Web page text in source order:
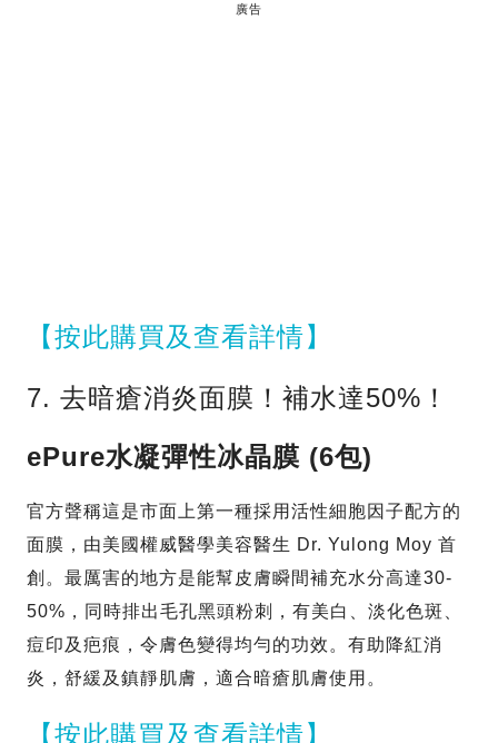
廣告
【按此購買及查看詳情】
7. 去暗瘡消炎面膜！補水達50%！
ePure水凝彈性冰晶膜 (6包)
官方聲稱這是市面上第一種採用活性細胞因子配方的
面膜，由美國權威醫學美容醫生 Dr. Yulong Moy 首
創。最厲害的地方是能幫皮膚瞬間補充水分高達30-
50%，同時排出毛孔黑頭粉刺，有美白、淡化色斑、
痘印及疤痕，令膚色變得均勻的功效。有助降紅消
炎，舒緩及鎮靜肌膚，適合暗瘡肌膚使用。
【按此購買及查看詳情】